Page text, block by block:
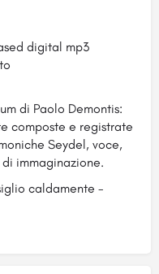
digital mp3
di Paolo Demontis:
composte e registrate
Seydel, voce,
immaginazione.
caldamente -